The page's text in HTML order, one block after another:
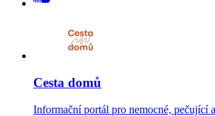
Cesta domů
Informační portál pro nemocné, pečující